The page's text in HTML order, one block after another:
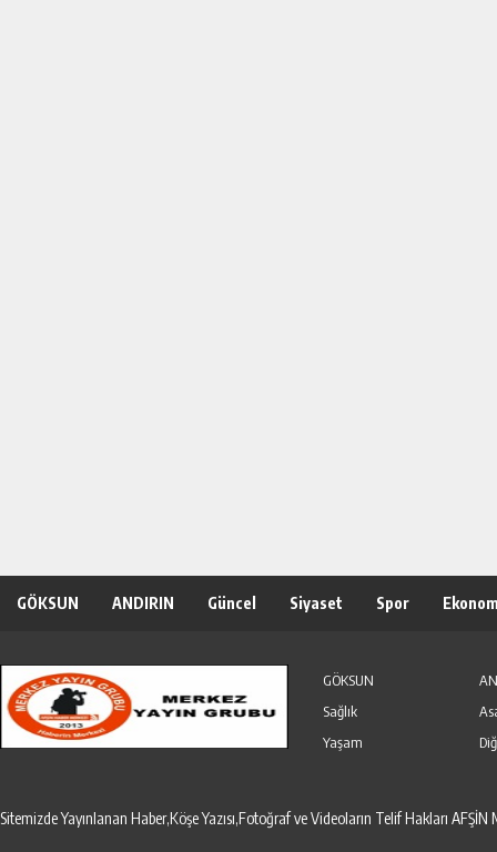
GÖKSUN ANDIRIN Güncel Siyaset Spor
GÖKSUN
Sağlık
Yaşam
Sitemizde Yayınlanan Haber,Köşe Yazısı,Fotoğraf ve Videoların Telif Hakları